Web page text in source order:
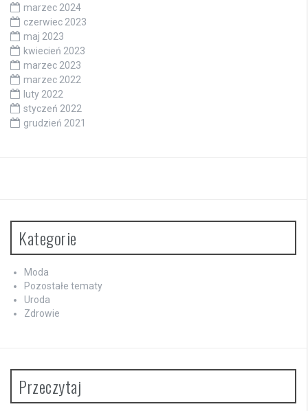
marzec 2024
czerwiec 2023
maj 2023
kwiecień 2023
marzec 2023
marzec 2022
luty 2022
styczeń 2022
grudzień 2021
Kategorie
Moda
Pozostałe tematy
Uroda
Zdrowie
Przeczytaj